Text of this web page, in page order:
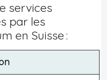
services
par les
en Suisse :